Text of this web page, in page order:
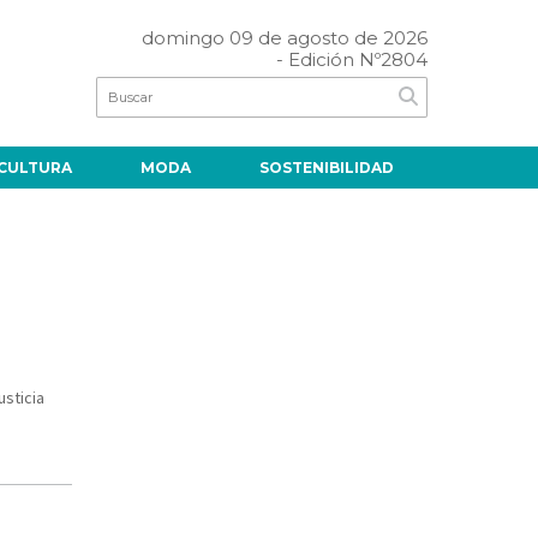
domingo 09 de agosto de 2026
- Edición Nº2804
MODA SOSTENIBILIDAD